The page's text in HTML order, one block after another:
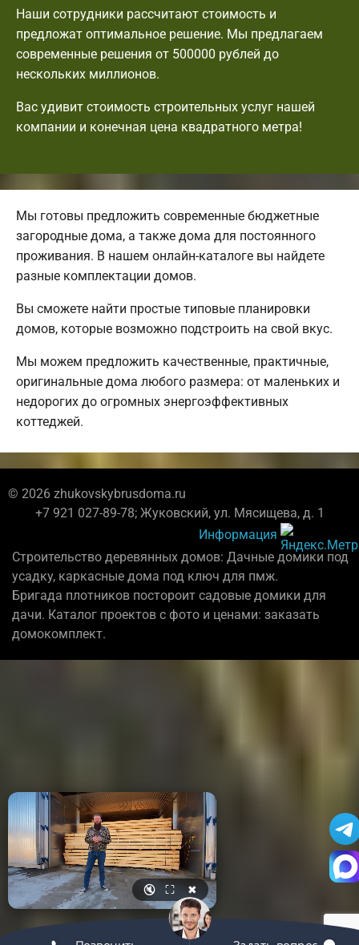
Наши сотрудники рассчитают стоимость и
предложат оптимальное решение. Мы предлагаем
современные решения от 500000 рублей до
нескольких миллионов.
Вас удивит стоимость строительных услуг нашей
компании и конечная цена квадратного метра!
Мы готовы предложить современные бюджетные
загородные дома, а также дома для постоянного
проживания. В нашем онлайн-каталоге вы найдете
разные комплектации домов.
Вы сможете найти простые типовые планировки
домов, которые возможно подстроить на свой вкус.
Мы можем предложить качественные, практичные,
оригинальные дома любого размера: от маленьких и
недорогих до огромных энергоэффективных
коттеджей.
© 2026 zhukovskybrusdoma.ru
+7 921 027-89-78; Жуковский, ул. Мясищева, д. 1
Информация
Строительство деревянных домов: Дачные домики под
усадку, каркасные дома под ключ для пмж.
Бригада плотников постороит садовые домики для
дачи. Каталог проектов с фото и ценами: заказать
домокомплект.
🔇 ⛶ ✖